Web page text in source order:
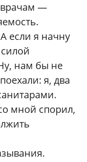
врачам —
если я начну
нам бы не
я, два
мной спорил,